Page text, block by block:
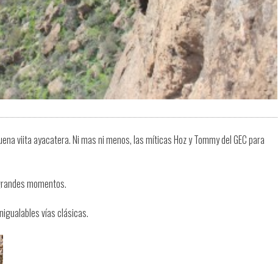
viita ayacatera. Ni mas ni menos, las míticas Hoz y Tommy del GEC para
momentos.
vías clásicas.